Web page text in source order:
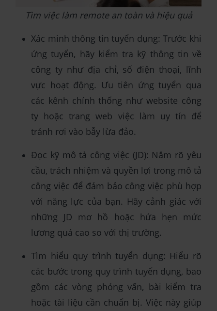
Tìm việc làm remote an toàn và hiệu quả
Xác minh thông tin tuyển dụng: Trước khi
ứng tuyển, hãy kiểm tra kỹ thông tin về
công ty như địa chỉ, số điện thoại, lĩnh
vực hoạt động. Ưu tiên ứng tuyển qua
các kênh chính thống như website công
ty hoặc trang web việc làm uy tín để
tránh rơi vào bẫy lừa đảo.
Đọc kỹ mô tả công việc (JD): Nắm rõ yêu
cầu, trách nhiệm và quyền lợi trong mô tả
công việc để đảm bảo công việc phù hợp
với năng lực của bạn. Hãy cảnh giác với
những JD mơ hồ hoặc hứa hẹn mức
lương quá cao so với thị trường.
Tìm hiểu quy trình tuyển dụng: Hiểu rõ
các bước trong quy trình tuyển dụng, bao
gồm các vòng phỏng vấn, bài kiểm tra
hoặc tài liệu cần chuẩn bị. Việc này giúp